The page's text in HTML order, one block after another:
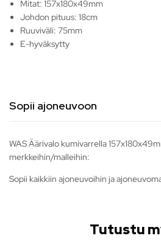
Mitat: 157x180x49mm
Johdon pituus: 18cm
Ruuviväli: 75mm
E-hyväksytty
Sopii ajoneuvoon
WAS Äärivalo kumivarrella
merkkeihin/malleihin:
Sopii kaikkiin ajoneuvoihin ja
Tutustu